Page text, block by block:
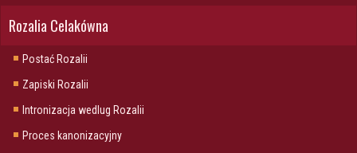
Rozalia Celakówna
Postać Rozalii
Zapiski Rozalii
Intronizacja wedlug Rozalii
Proces kanonizacyjny